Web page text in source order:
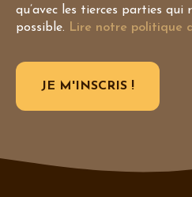
qu’avec les tierces parties qui
possible.
Lire notre politique